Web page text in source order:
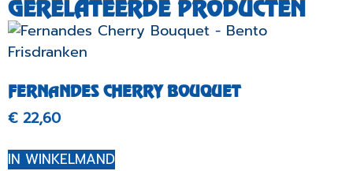
GERELATEERDE PRODUCTEN
FERNANDES CHERRY BOUQUET
€22,60
IN WINKELMAND